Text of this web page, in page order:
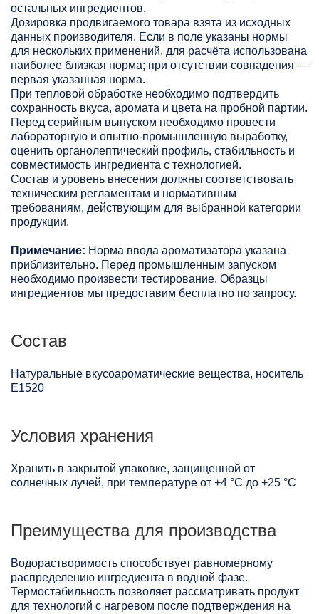
остальных ингредиентов.
Дозировка продвигаемого товара взята из исходных
данных производителя. Если в поле указаны нормы
для нескольких применений, для расчёта использована
наиболее близкая норма; при отсутствии совпадения —
первая указанная норма.
При тепловой обработке необходимо подтвердить
сохранность вкуса, аромата и цвета на пробной партии.
Перед серийным выпуском необходимо провести
лабораторную и опытно-промышленную выработку,
оценить органолептический профиль, стабильность и
совместимость ингредиента с технологией.
Состав и уровень внесения должны соответствовать
техническим регламентам и нормативным
требованиям, действующим для выбранной категории
продукции.
Примечание: Норма ввода ароматизатора указана
приблизительно. Перед промышленным запуском
необходимо произвести тестирование. Образцы
ингредиентов мы предоставим бесплатно по запросу.
Состав
Натуральные вкусоароматические вещества, носитель
Е1520
Условия хранения
Хранить в закрытой упаковке, защищенной от
солнечных лучей, при температуре от +4 °C до +25 °C
Преимущества для производства
Водорастворимость способствует равномерному
распределению ингредиента в водной фазе.
Термостабильность позволяет рассматривать продукт
для технологий с нагревом после подтверждения на